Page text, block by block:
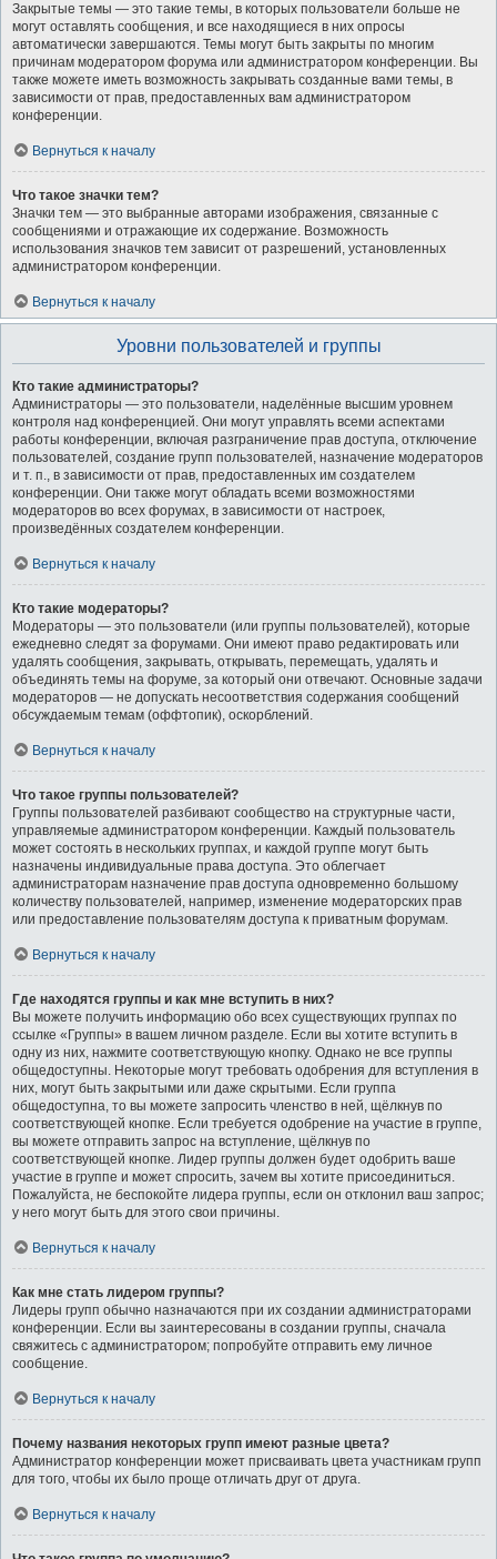
Закрытые темы — это такие темы, в которых пользователи больше не
могут оставлять сообщения, и все находящиеся в них опросы
автоматически завершаются. Темы могут быть закрыты по многим
причинам модератором форума или администратором конференции. Вы
также можете иметь возможность закрывать созданные вами темы, в
зависимости от прав, предоставленных вам администратором
конференции.
Вернуться к началу
Что такое значки тем?
Значки тем — это выбранные авторами изображения, связанные с
сообщениями и отражающие их содержание. Возможность
использования значков тем зависит от разрешений, установленных
администратором конференции.
Вернуться к началу
Уровни пользователей и группы
Кто такие администраторы?
Администраторы — это пользователи, наделённые высшим уровнем
контроля над конференцией. Они могут управлять всеми аспектами
работы конференции, включая разграничение прав доступа, отключение
пользователей, создание групп пользователей, назначение модераторов
и т. п., в зависимости от прав, предоставленных им создателем
конференции. Они также могут обладать всеми возможностями
модераторов во всех форумах, в зависимости от настроек,
произведённых создателем конференции.
Вернуться к началу
Кто такие модераторы?
Модераторы — это пользователи (или группы пользователей), которые
ежедневно следят за форумами. Они имеют право редактировать или
удалять сообщения, закрывать, открывать, перемещать, удалять и
объединять темы на форуме, за который они отвечают. Основные задачи
модераторов — не допускать несоответствия содержания сообщений
обсуждаемым темам (оффтопик), оскорблений.
Вернуться к началу
Что такое группы пользователей?
Группы пользователей разбивают сообщество на структурные части,
управляемые администратором конференции. Каждый пользователь
может состоять в нескольких группах, и каждой группе могут быть
назначены индивидуальные права доступа. Это облегчает
администраторам назначение прав доступа одновременно большому
количеству пользователей, например, изменение модераторских прав
или предоставление пользователям доступа к приватным форумам.
Вернуться к началу
Где находятся группы и как мне вступить в них?
Вы можете получить информацию обо всех существующих группах по
ссылке «Группы» в вашем личном разделе. Если вы хотите вступить в
одну из них, нажмите соответствующую кнопку. Однако не все группы
общедоступны. Некоторые могут требовать одобрения для вступления в
них, могут быть закрытыми или даже скрытыми. Если группа
общедоступна, то вы можете запросить членство в ней, щёлкнув по
соответствующей кнопке. Если требуется одобрение на участие в группе,
вы можете отправить запрос на вступление, щёлкнув по
соответствующей кнопке. Лидер группы должен будет одобрить ваше
участие в группе и может спросить, зачем вы хотите присоединиться.
Пожалуйста, не беспокойте лидера группы, если он отклонил ваш запрос;
у него могут быть для этого свои причины.
Вернуться к началу
Как мне стать лидером группы?
Лидеры групп обычно назначаются при их создании администраторами
конференции. Если вы заинтересованы в создании группы, сначала
свяжитесь с администратором; попробуйте отправить ему личное
сообщение.
Вернуться к началу
Почему названия некоторых групп имеют разные цвета?
Администратор конференции может присваивать цвета участникам групп
для того, чтобы их было проще отличать друг от друга.
Вернуться к началу